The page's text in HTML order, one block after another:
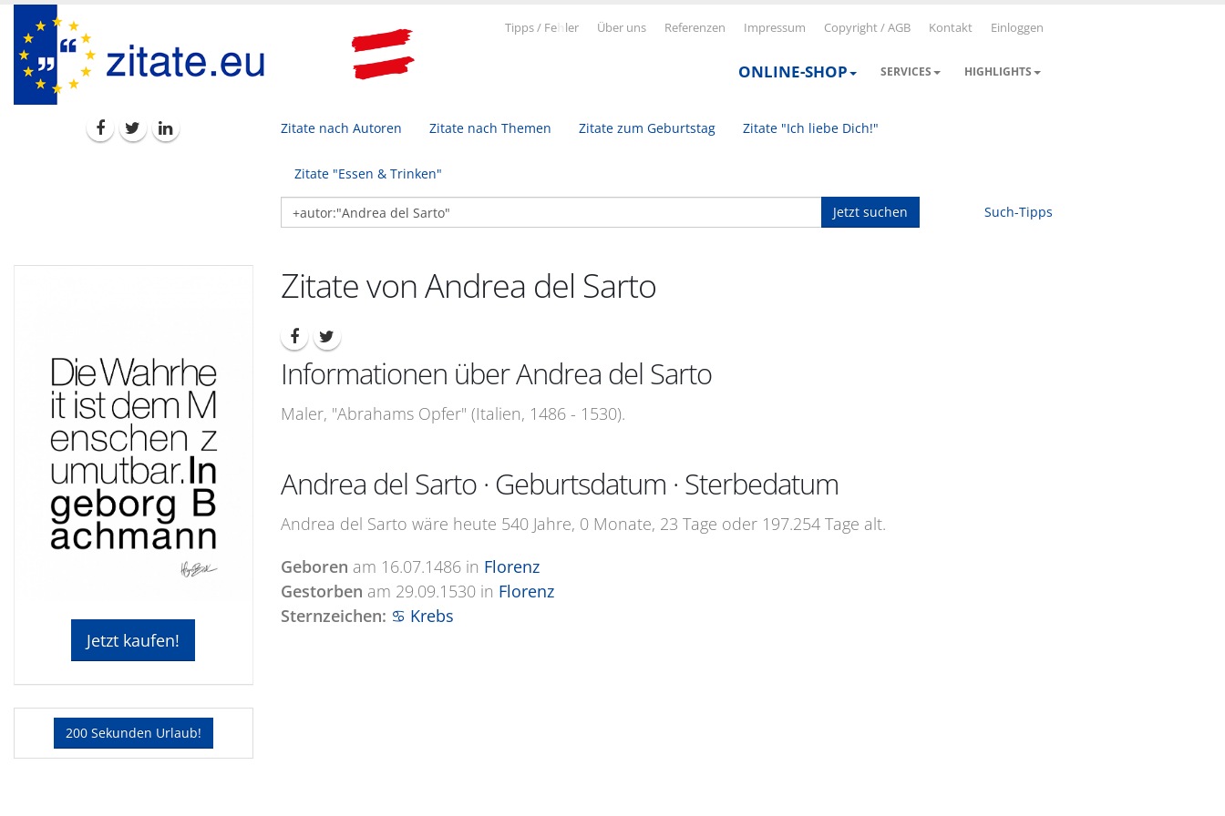
Tipps / Fe ler Über uns Referenzen Impressum Copyright / AGB Kontakt Einloggen
ONLINE-SHOP SERVICES HIGHLIGHTS
Zitate nach Autoren Zitate nach Themen Zitate zum Geburtstag Zitate "Ich liebe Dich!"
Zitate "Essen & Trinken"
Jetzt suchen Such-Tipps
Jetzt kaufen!
200 Sekunden Urlaub!
Zitate von Andrea del Sarto
Informationen über Andrea del Sarto
Maler, "Abrahams Opfer" (Italien, 1486 - 1530).
Andrea del Sarto · Geburtsdatum · Sterbedatum
Andrea del Sarto wäre heute 540 Jahre, 0 Monate, 23 Tage oder 197.254 Tage alt.
Geboren am 16.07.1486in Florenz
Gestorben am 29.09.1530in Florenz
Sternzeichen: ♋ Krebs